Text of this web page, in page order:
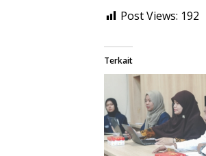
Post Views: 192
Terkait